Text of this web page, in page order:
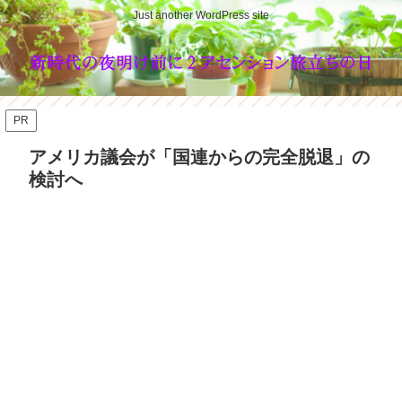
Just another WordPress site
PR
アメリカ議会が「国連からの完全脱退」の
検討へ